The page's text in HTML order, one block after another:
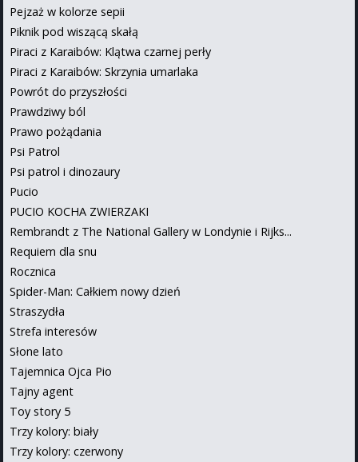
Pejzaż w kolorze sepii
Piknik pod wiszącą skałą
Piraci z Karaibów: Klątwa czarnej perły
Piraci z Karaibów: Skrzynia umarlaka
Powrót do przyszłości
Prawdziwy ból
Prawo pożądania
Psi Patrol
Psi patrol i dinozaury
Pucio
PUCIO KOCHA ZWIERZAKI
Rembrandt z The National Gallery w Londynie i Rijks...
Requiem dla snu
Rocznica
Spider-Man: Całkiem nowy dzień
Straszydła
Strefa interesów
Słone lato
Tajemnica Ojca Pio
Tajny agent
Toy story 5
Trzy kolory: biały
Trzy kolory: czerwony